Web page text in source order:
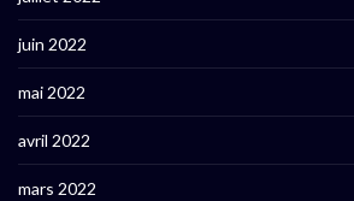
juin 2022
mai 2022
avril 2022
mars 2022